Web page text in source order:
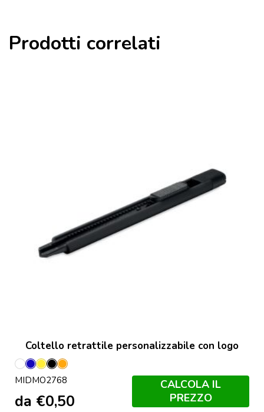
Prodotti correlati
Coltello retrattile personalizzabile con logo
Bianco
BluGiallo
NeroArancio
MIDMO2768
da €0,50
CALCOLA IL
PREZZO